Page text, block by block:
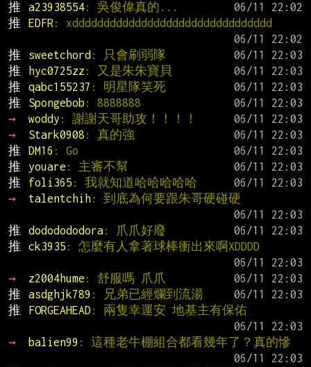
推
a23938554: 吳俊偉真的...
推
EDFR : xdddddddddddddddddddddddddddddddd
推
sweetchord : 只會刷弱隊
推
hyc0725zz : 又是朱朱寶貝
推
qabc155237 : 明星隊笑死
推
Spongebob : 8888888
→
woddy : 謝謝天哥助攻！！！！
→
Stark0908 : 真的強
推
DM16 : Go
推
youare : 主審不幫
推
foli365 : 我就知道哈哈哈哈哈
→
talentchih: 到底為何要跟朱哥硬碰硬
推
dododododora: 爪爪好廢
推
ck3935 : 怎麼有人拿著球棒衝出來啊XDDDD
→
z2004hume : 舒服嗎 爪爪
推
asdghjk789 : 兄弟已經爛到流湯
推
FORGEAHEAD : 兩隻幸運安 地基主有保佑
→
balien99 : 這種老牛棚組合都看幾年了？真的慘